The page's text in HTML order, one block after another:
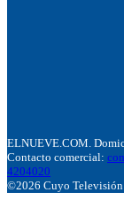
ELNUEVE.COM.
Contacto comercial:
4204020
©2026 Cuyo Televisión